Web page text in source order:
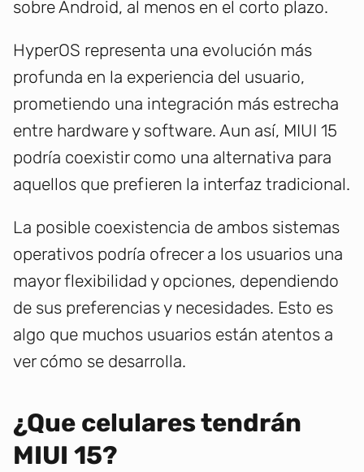
sobre Android, al menos en el corto plazo.
HyperOS representa una evolución más
profunda en la experiencia del usuario,
prometiendo una integración más estrecha
entre hardware y software. Aun así, MIUI 15
podría coexistir como una alternativa para
aquellos que prefieren la interfaz tradicional.
La posible coexistencia de ambos sistemas
operativos podría ofrecer a los usuarios una
mayor flexibilidad y opciones, dependiendo
de sus preferencias y necesidades. Esto es
algo que muchos usuarios están atentos a
ver cómo se desarrolla.
¿Que celulares tendrán
MIUI 15?